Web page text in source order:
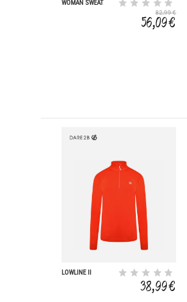
WOMAN SWEAT
82,99 €
56,09 €
LOWLINE II
38,99 €